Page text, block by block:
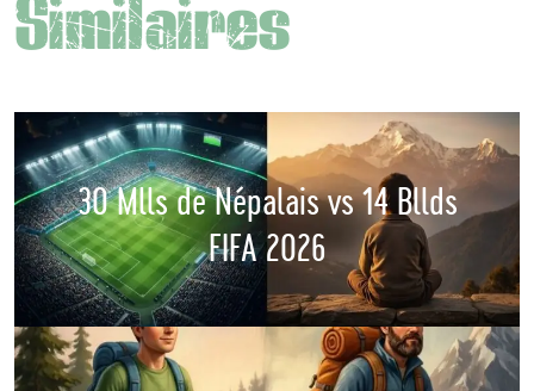
Similaires
30 Mlls de Népalais vs 14 Bllds
FIFA 2026